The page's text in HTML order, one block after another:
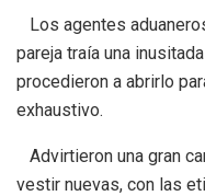
Los agentes
pareja traía una
procedieron a abrirlo
exhaustivo.
Advirtieron una gran
vestir nuevas, con las